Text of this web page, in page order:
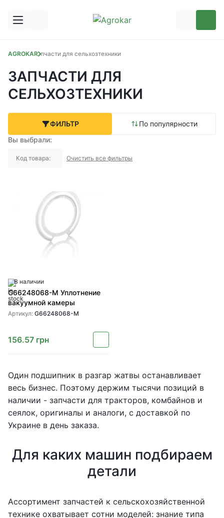
AGROKARЗапчасти для сельхозтехники
ЗАПЧАСТИ ДЛЯ
СЕЛЬХОЗТЕХНИКИ
ФИЛЬТР
По популярности
Вы выбрали:
Код товара: Очистить все фильтры
В наличии
G66248068-M Уплотнение
вакуумной камеры
Артикул: G66248068-M
156.57 грн
Один подшипник в разгар жатвы останавливает
весь бизнес. Поэтому держим тысячи позиций в
наличии - запчасти для тракторов, комбайнов и
сеялок, оригиналы и аналоги, с доставкой по
Украине в день заказа.
Для каких машин подбираем
детали
Ассортимент запчастей к сельскохозяйственной
технике охватывает сотни моделей: знание типа